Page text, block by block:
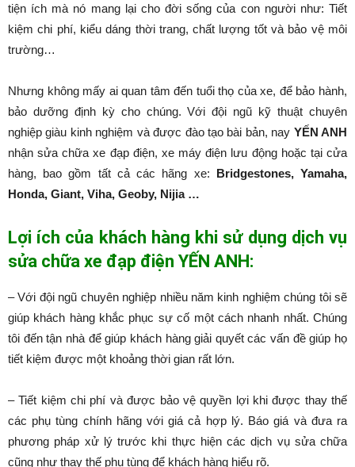
tiện ích mà nó mang lại cho đời sống của con người như: Tiết
kiệm chi phí, kiểu dáng thời trang, chất lượng tốt và bảo vệ môi
trường…
Nhưng không mấy ai quan tâm đến tuổi thọ của xe, để bảo hành,
bảo dưỡng định kỳ cho chúng. Với đội ngũ kỹ thuật chuyên
nghiệp giàu kinh nghiệm và được đào tạo bài bản, nay YẾN ANH
nhận sửa chữa xe đạp điện, xe máy điện lưu động hoặc tại cửa
hàng, bao gồm tất cả các hãng xe: Bridgestones, Yamaha,
Honda, Giant, Viha, Geoby, Nijia …
Lợi ích của khách hàng khi sử dụng dịch vụ
sửa chữa xe đạp điện YẾN ANH:
– Với đội ngũ chuyên nghiệp nhiều năm kinh nghiệm chúng tôi sẽ
giúp khách hàng khắc phục sự cố một cách nhanh nhất. Chúng
tôi đến tận nhà để giúp khách hàng giải quyết các vấn đề giúp họ
tiết kiệm được một khoảng thời gian rất lớn.
– Tiết kiệm chi phí và được bảo vệ quyền lợi khi được thay thế
các phụ tùng chính hãng với giá cả hợp lý. Báo giá và đưa ra
phương pháp xử lý trước khi thực hiện các dịch vụ sửa chữa
cũng như thay thế phụ tùng để khách hàng hiểu rõ.